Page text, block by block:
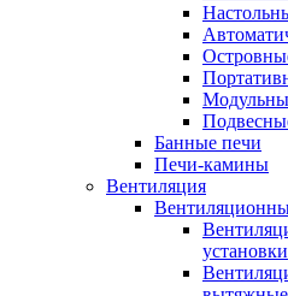
Банные печи
Печи-камины
Вентиляция
установки